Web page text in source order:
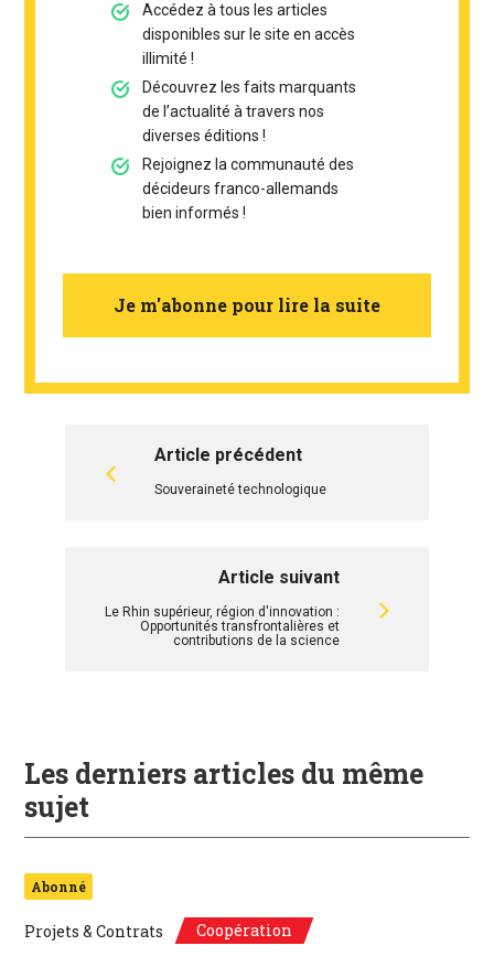
Accédez à tous les articles
disponibles sur le site en accès
illimité !
Découvrez les faits marquants
de l’actualité à travers nos
diverses éditions !
Rejoignez la communauté des
décideurs franco-allemands
bien informés !
Je m'abonne pour lire la suite
Article précédent
Souveraineté technologique
Article suivant
Le Rhin supérieur, région d'innovation :
Opportunités transfrontalières et
contributions de la science
Les derniers articles du même
sujet
Abonné
Projets & Contrats Coopération